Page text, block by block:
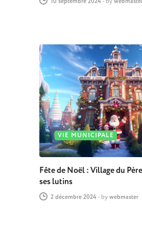
VIE MUNICIPALE
Fête de Noël : Village du
ses lutins
2 décembre 2024- by webmaster